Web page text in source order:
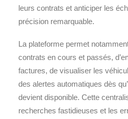
leurs contrats et anticiper les
précision remarquable.
La plateforme permet
contrats en cours et passés,
factures, de visualiser les
des alertes automatiques dès
devient disponible. Cette
recherches fastidieuses et les